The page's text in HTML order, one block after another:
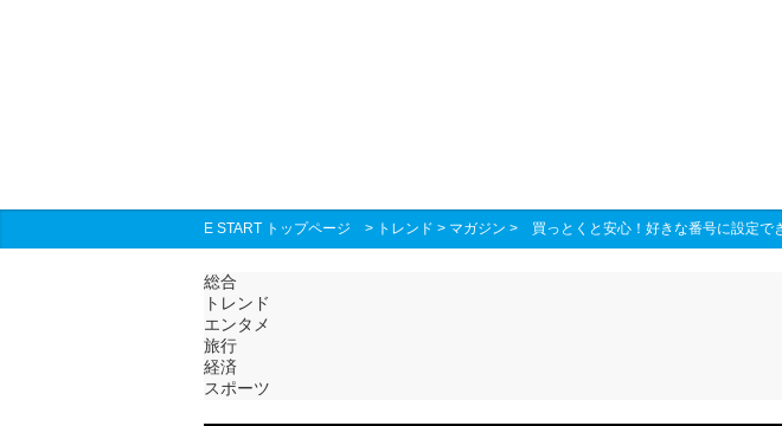
E START トップページ > トレンド > マガジン > 買っとくと安心！好きな番号に設定
総合
トレンド
エンタメ
旅行
経済
スポーツ